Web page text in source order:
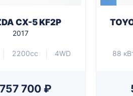
CX-5 KF2P
2017
2200cc 4WD
700 ₽
88